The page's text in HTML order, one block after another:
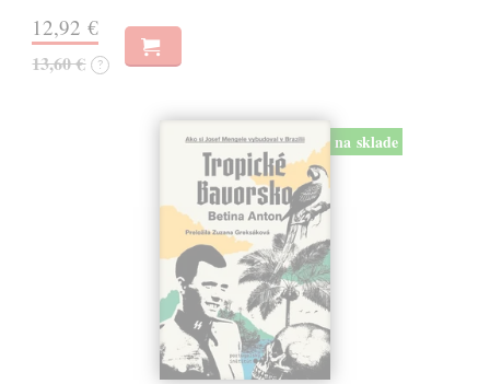
12,92 €
13,60 € ?
na sklade